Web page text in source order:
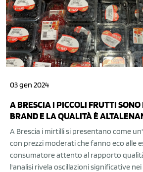
03 gen 2024
A BRESCIA I PICCOLI FRUTTI
BRAND E LA QUALITÀ È
A Brescia i mirtilli si presentano come
con prezzi moderati che fanno eco alle
consumatore attento al rapporto
l'analisi rivela oscillazioni significative